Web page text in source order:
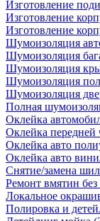
Изготовление
Изготовление
Изготовление
Шумоизоляция
Шумоизоляция
Шумоизоляция
Шумоизоляция
Шумоизоляция
Полная
Оклейка
Оклейка передней
Оклейка авто
Оклейка авто
Снятие/замена
Ремонт вмятин без
Локальное
Полировка и